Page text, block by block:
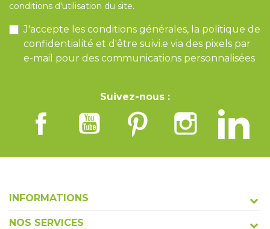
conditions d'utilisation du site.
J'accepte les conditions générales, la politique de
confidentialité et d'être suivi.e via des pixels par
e-mail pour des communications personnalisées
Suivez-nous :
INFORMATIONS
NOS SERVICES